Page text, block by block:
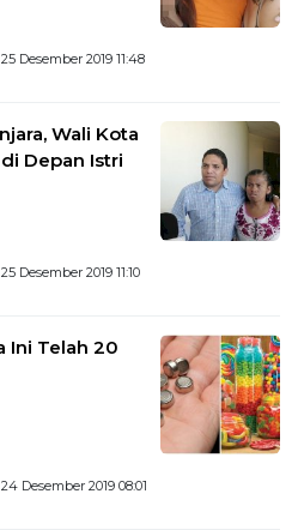
Desember 2019 11:48
Wali Kota
Depan Istri
Desember 2019 11:10
Ini Telah 20
Desember 2019 08:01